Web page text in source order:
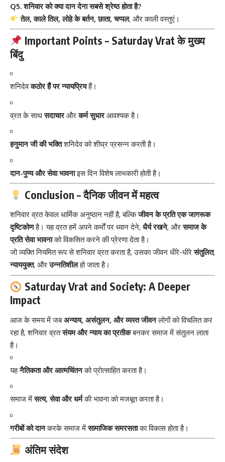
Q5. शनिवार को क्या दान देना सबसे श्रेष्ठ होता है?
तेल, काले तिल, लोहे के बर्तन, छाता, चप्पल, और काली वस्तुएं।
Important Points – Saturday Vrat के मुख्य
बिंदु
शनिदेवकठोर हैं पर न्यायप्रियहैं।
व्रत के साथसदाचारऔरकर्म सुधारआवश्यक है।
हनुमान जी की भक्तिशनिदेव को शीघ्र प्रसन्न करती है।
दान-पुण्य और सेवा भावनाइस दिन विशेष लाभकारी होती है।
Conclusion – दैनिक जीवन में महत्व
शनिवार व्रत केवल धार्मिक अनुष्ठान नहीं है, बल्किजीवन के प्रति एक जागरूक
दृष्टिकोणहै। यह व्रत हमें अपने कर्मों पर ध्यान देने, धैर्य रखने, औरसमाज के
प्रति सेवा भावनाको विकसित करने की प्रेरणा देता है।
जो व्यक्ति नियमित रूप से शनिवार व्रत करता है, उसका जीवन धीरे-धीरेसंतुलित,
न्याययुक्त, औरउन्नतिशीलहो जाता है।
Saturday Vrat and Society: A Deeper
Impact
आज के समय में जबअन्याय, असंतुलन, और व्यस्त जीवनलोगों को विचलित कर
रहा है, शनिवार व्रतसंयम और न्याय का प्रतीकबनकर समाज में संतुलन लाता
है।
यहनैतिकता और आत्मचिंतनको प्रोत्साहित करता है।
समाज मेंसत्य, सेवा और धर्मकी भावना को मजबूत करता है।
गरीबों को दानकरके समाज मेंसामाजिक समरसताका विकास होता है।
अंतिम संदेश